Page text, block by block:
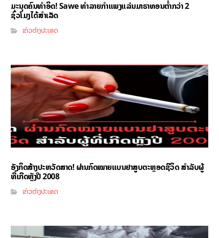
ມະນຸດຄົນທຳອິດ! Sawe ທຳລາຍກຳແພງແລ່ນມາຣາທອນຕ່ຳກວ່າ 2
ຊົ່ວໂມງໄດ້ສຳເລັດ
ຂ່າວຕ່າງປະເທດ
ອັງກິດສ້າງປະຫວັດສາດ! ຜ່ານກົດໝາຍແບນຢາສູບຕະຫຼອດຊີວິດ ສຳລັບຜູ້
ທີ່ເກີດຫຼັງປີ 2008
ຂ່າວຕ່າງປະເທດ